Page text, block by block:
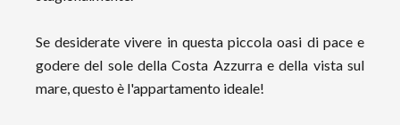
Se desiderate vivere in questa piccola oasi di pace e
godere del sole della Costa Azzurra e della vista sul
mare, questo è l'appartamento ideale!